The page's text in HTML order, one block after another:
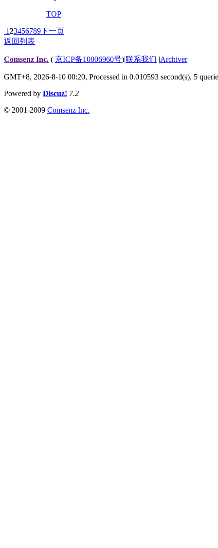
TOP
123456789下一页
返回列表
Comsenz Inc. ( 京ICP备10006960号)|联系我们 |Archiver
GMT+8, 2026-8-10 00:20, Processed in 0.010593 second(s), 5
Powered by Discuz! 7.2
© 2001-2009 Comsenz Inc.